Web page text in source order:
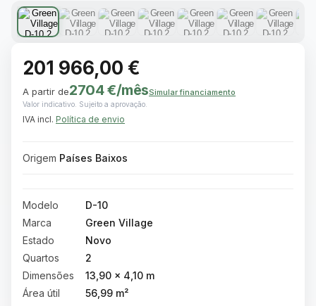
201 966,00 €
A partir de2704 €/mêsSimular financiamento
Valor indicativo. Sujeito a aprovação.
IVA incl. Política de envio
Origem Países Baixos
Modelo
D-10
Marca
Green Village
Estado
Novo
Quartos
2
Dimensões
13,90 × 4,10 m
Área útil
56,99 m²